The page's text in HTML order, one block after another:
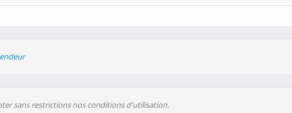
sans restrictions nos conditions d'utilisation.